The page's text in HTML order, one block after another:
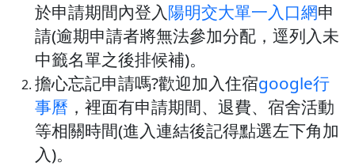
於申請期間內登入陽明交大單一入口網申
請(逾期申請者將無法參加分配，逕列入未
中籤名單之後排候補)。
擔心忘記申請嗎?歡迎加入住宿google行
事曆 ，裡面有申請期間、退費、宿舍活動
等相關時間(進入連結後記得點選左下角加
入)。